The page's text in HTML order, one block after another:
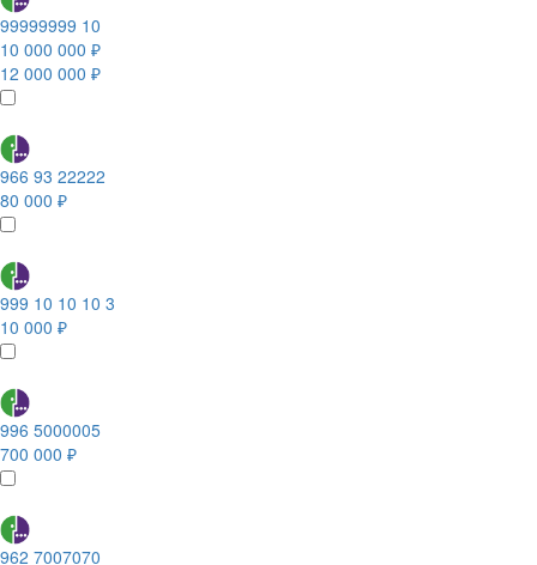
99999999 10
10 000 000 ₽
12 000 000 ₽
966 93 22222
80 000 ₽
999 10 10 10 3
10 000 ₽
996 5000005
700 000 ₽
962 7007070